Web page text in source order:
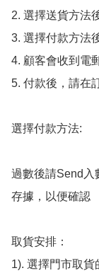
2. 選擇送貨方法
3. 選擇付款方法
4. 顧客會收到電
5. 付款後，請在
選擇付款方法:
過數後請Send入
存據，以便確認
取貨安排：
1). 選擇門市取